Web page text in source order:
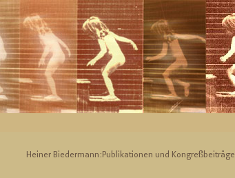
Hei­ner Bie­der­mann:Pu­bli­ka­tio­nen und Kon­greß­bei­trä­ge